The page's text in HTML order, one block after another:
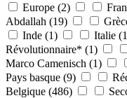
Europe (2)
Abdallah (19)
Inde (1) Italie
Révolutionnaire* (1)
Marco Camenisch (1)
Pays basque (9)
Belgique (486)